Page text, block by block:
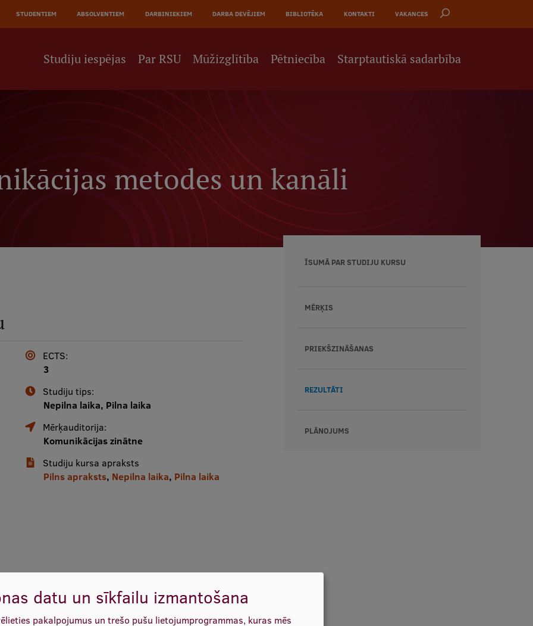
STUDENTIEM ABSOLVENTIEM DARBINIEKIEM DARBA DEVĒJIEM BIBLIOTĒKA KONTAKTI VAKANCES
Studiju iespējas Par RSU Mūžizglītība Pētniecība Starptautiskā sadarbība
metodes un kanāli
ECTS:
3
Studiju tips:
Nepilna laika, Pilna laika
Mērķauditorija:
Komunikācijas zinātne
Studiju kursa apraksts
Pilns apraksts, Nepilna laika, Pilna laika
iespējas uzņēmumiem sasniegt, informēt un
zināšanas, kas jāņem vērā, plānojot iekšējo
komunikācijas mērķauditorijas un izvēlēties
ĪSUMĀ PAR STUDIJU KURSU
MĒRĶIS
PRIEKŠZINĀŠANAS
REZULTĀTI
PLĀNOJUMS
datu un sīkfailu izmantošana
pakalpojumus un trešo pušu lietojumprogrammas, kuras mēs